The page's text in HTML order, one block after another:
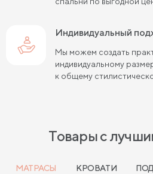
Индивидуальный
Мы можем создать
индивидуальному
к общему
Товары с
МАТРАСЫ КРОВАТИ